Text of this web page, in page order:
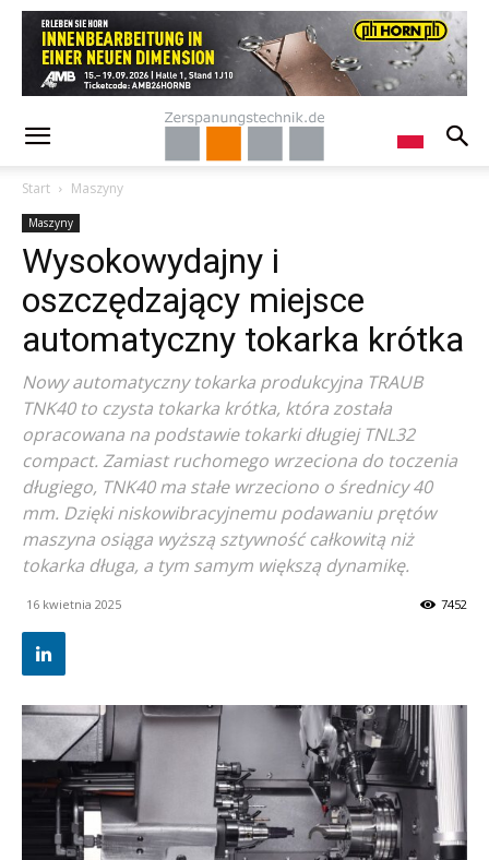
Start Maszyny
Maszyny
Wysokowydajny i
oszczędzający miejsce
automatyczny tokarka krótka
Nowy automatyczny tokarka produkcyjna TRAUB
TNK40 to czysta tokarka krótka, która została
opracowana na podstawie tokarki długiej TNL32
compact. Zamiast ruchomego wrzeciona do toczenia
długiego, TNK40 ma stałe wrzeciono o średnicy 40
mm. Dzięki niskowibracyjnemu podawaniu prętów
maszyna osiąga wyższą sztywność całkowitą niż
tokarka długa, a tym samym większą dynamikę.
16 kwietnia 2025 7452